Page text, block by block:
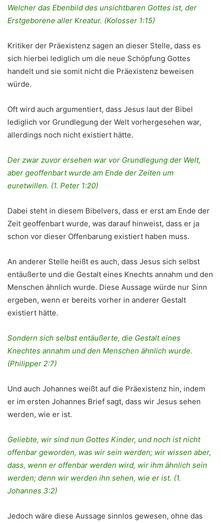
Welcher das Ebenbild des unsichtbaren Gottes ist, der
Erstgeborene aller Kreatur. (Kolosser 1:15)
Kritiker der Präexistenz sagen an dieser Stelle, dass es
sich hierbei lediglich um die neue Schöpfung Gottes
handelt und sie somit nicht die Präexistenz beweisen
würde.
Oft wird auch argumentiert, dass Jesus laut der Bibel
lediglich vor Grundlegung der Welt vorhergesehen war,
allerdings noch nicht existiert hätte.
Der zwar zuvor ersehen war vor Grundlegung der Welt,
aber geoffenbart wurde am Ende der Zeiten um
euretwillen. (1. Peter 1:20)
Dabei steht in diesem Bibelvers, dass er erst am Ende der
Zeit geoffenbart wurde, was darauf hinweist, dass er ja
schon vor dieser Offenbarung existiert haben muss.
An anderer Stelle heißt es auch, dass Jesus sich selbst
entäußerte und die Gestalt eines Knechts annahm und den
Menschen ähnlich wurde. Diese Aussage würde nur Sinn
ergeben, wenn er bereits vorher in anderer Gestalt
existiert hätte.
Sondern sich selbst entäußerte, die Gestalt eines
Knechtes annahm und den Menschen ähnlich wurde.
(Philipper 2:7)
Und auch Johannes weißt auf die Präexistenz hin, indem
er im ersten Johannes Brief sagt, dass wir Jesus sehen
werden, wie er ist.
Geliebte, wir sind nun Gottes Kinder, und noch ist nicht
offenbar geworden, was wir sein werden; wir wissen aber,
dass, wenn er offenbar werden wird, wir ihm ähnlich sein
werden; denn wir werden ihn sehen, wie er ist. (1.
Johannes 3:2)
Jedoch wäre diese Aussage sinnlos gewesen, ohne das